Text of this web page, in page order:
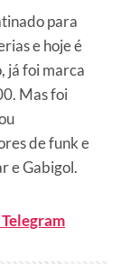
para
e hoje é
já foi marca
Mas foi
de funk e
e Gabigol.